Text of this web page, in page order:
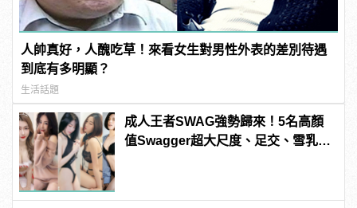
人帥真好，人醜吃草！來看女生對男性外表的差別待遇
到底有多明顯？
生活話題
成人王者SWAG強勢歸來！5名高顏
值Swagger超大尺度、足交、雪乳、